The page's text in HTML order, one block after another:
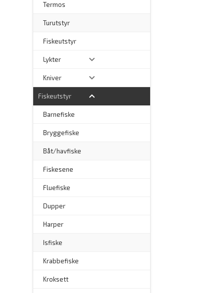
Termos
Turutstyr
Fiskeutstyr
Lykter
Kniver
Fiskeutstyr
Barnefiske
Bryggefiske
Båt/havfiske
Fiskesene
Fluefiske
Dupper
Harper
Isfiske
Krabbefiske
Kroksett